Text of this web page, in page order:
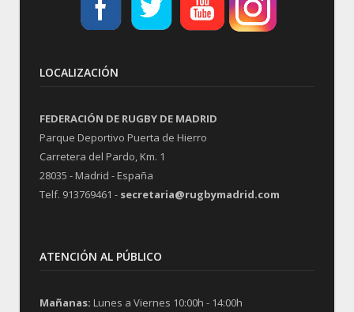
LOCALIZACIÓN
FEDERACIÓN DE RUGBY DE MADRID
Parque Deportivo Puerta de Hierro
Carretera del Pardo, Km. 1
28035 - Madrid - España
Telf. 913769461 - secretaria@rugbymadrid.com
ATENCIÓN AL PÚBLICO
Mañanas: Lunes a Viernes 10:00h - 14:00h